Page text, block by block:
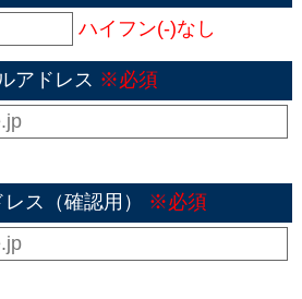
ハイフン(-)なし
アドレス ※必須
ス（確認用） ※必須